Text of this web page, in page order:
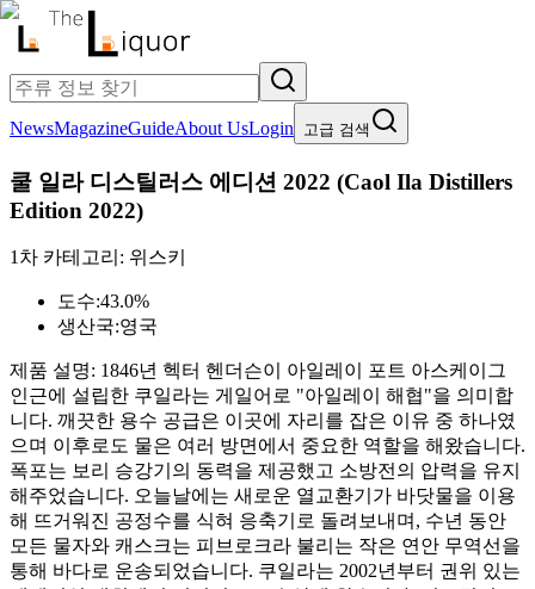
NewsMagazineGuideAbout UsLogin 고급 검색
쿨 일라 디스틸러스 에디션 2022 (Caol Ila Distillers
Edition 2022)
1차 카테고리: 위스키
도수:43.0%
생산국:영국
제품 설명: 1846년 헥터 헨더슨이 아일레이 포트 아스케이그
인근에 설립한 쿠일라는 게일어로 "아일레이 해협"을 의미합
니다. 깨끗한 용수 공급은 이곳에 자리를 잡은 이유 중 하나였
으며 이후로도 물은 여러 방면에서 중요한 역할을 해왔습니다.
폭포는 보리 승강기의 동력을 제공했고 소방전의 압력을 유지
해주었습니다. 오늘날에는 새로운 열교환기가 바닷물을 이용
해 뜨거워진 공정수를 식혀 응축기로 돌려보내며, 수년 동안
모든 물자와 캐스크는 피브로크라 불리는 작은 연안 무역선을
통해 바다로 운송되었습니다. 쿠일라는 2002년부터 권위 있는